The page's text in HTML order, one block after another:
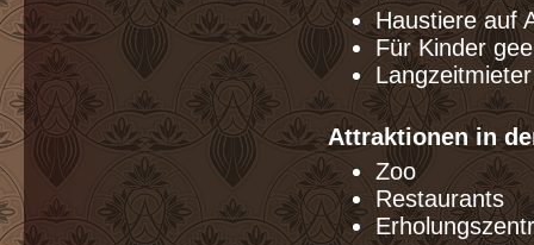
Haustiere auf
Für Kinder
Attraktionen in
Zoo
Restaurants